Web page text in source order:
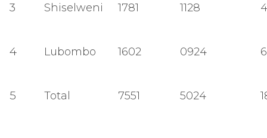
3 Shiselweni 1781 1128
4 Lubombo 1602 0924
5 Total 7551 5024